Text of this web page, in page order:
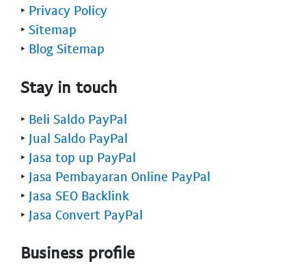
‣ Privacy Policy
‣ Sitemap
‣ Blog Sitemap
Stay in touch
‣ Beli Saldo PayPal
‣ Jual Saldo PayPal
‣ Jasa top up PayPal
‣ Jasa Pembayaran Online PayPal
‣ Jasa SEO Backlink
‣ Jasa Convert PayPal
Business profile